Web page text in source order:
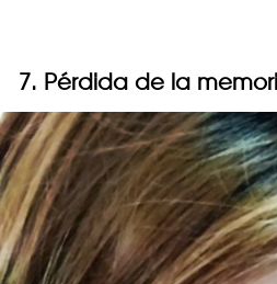
7. Pérdida de la